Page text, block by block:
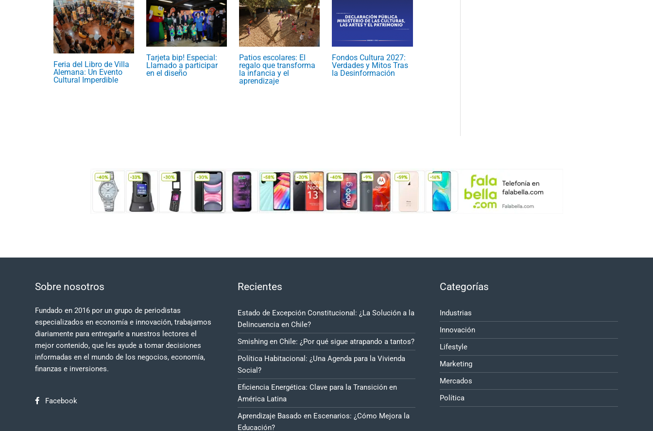
Feria del Libro de Villa
Alemana: Un Evento
Cultural Imperdible
Tarjeta bip! Especial:
Llamado a participar
en el diseño
Patios escolares: El
regalo que transforma
la infancia y el
aprendizaje
Fondos Cultura 2027:
Verdades y Mitos Tras
la Desinformación
Sobre nosotros
Fundado en 2016 por un grupo de periodistas
especializados en economía e innovación, trabajamos
diariamente para entregarle a nuestros lectores el
mejor contenido, que les ayude a tomar decisiones
informadas en el mundo de los negocios, economía,
finanzas e inversiones.
Facebook
Recientes
Estado de Excepción Constitucional: ¿La Solución a la
Delincuencia en Chile?
Smishing en Chile: ¿Por qué sigue atrapando a tantos?
Política Habitacional: ¿Una Agenda para la Vivienda
Social?
Eficiencia Energética: Clave para la Transición en
América Latina
Aprendizaje Basado en Escenarios: ¿Cómo Mejora la
Educación?
Categorías
Industrias
Innovación
Lifestyle
Marketing
Mercados
Política